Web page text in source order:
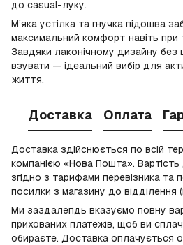
до casual-луку.
М’яка устілка та гнучка підошва
максимальний комфорт навіть при
Завдяки лаконічному дизайну без
взувати — ідеальний вибір для
життя.
Доставка Оплата
Доставка здійснюється по всій
компанією «Нова Пошта».
згідно з тарифами перевізника та
посилки з магазину до відділення
Ми заздалегідь вказуємо повну
прихованих платежів, щоб ви
обираєте. Доставка оплачується